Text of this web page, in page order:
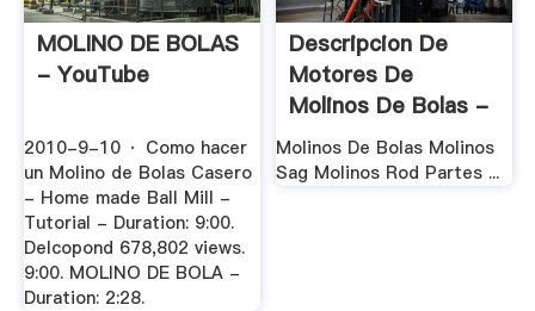
MOLINO DE BOLAS
- YouTube
2010-9-10 · Como hacer
un Molino de Bolas Casero
- Home made Ball Mill -
Tutorial - Duration: 9:00.
Delcopond 678,802 views.
9:00. MOLINO DE BOLA -
Duration: 2:28.
Descripcion De
Motores De
Molinos De Bolas -
.
Molinos De Bolas Molinos
Sag Molinos Rod Partes ...